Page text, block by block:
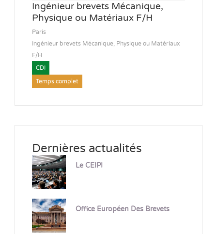
Ingénieur brevets Mécanique,
Physique ou Matériaux F/H
Paris
Ingénieur brevets Mécanique, Physique ou Matériaux
F/H
CDI
Temps complet
Dernières actualités
Le CEIPI
Office Européen Des Brevets